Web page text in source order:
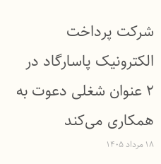
شرکت پرداخت
الکترونیک پاسارگاد در
۲ عنوان شغلی دعوت به
همکاری می‌کند
۱۸ مرداد ۱۴۰۵